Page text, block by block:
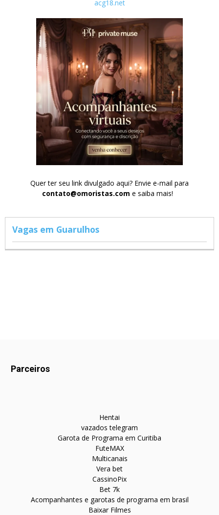
acg18.net
Quer ter seu link divulgado aqui? Envie e-mail para
contato@omoristas.com e saiba mais!
Vagas em Guarulhos
Parceiros
Hentai
vazados telegram
Garota de Programa em Curitiba
FuteMAX
Multicanais
Vera bet
CassinoPix
Bet 7k
Acompanhantes e garotas de programa em brasil
Baixar Filmes